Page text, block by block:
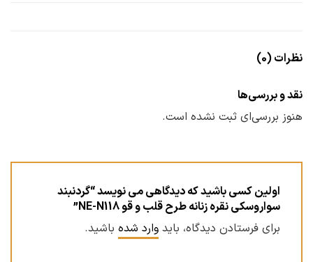
نظرات (0)
نقد و بررسی‌ها
هنوز بررسی‌ای ثبت نشده است.
اولین کسی باشید که دیدگاهی می نویسد “گردنبند
سواروسکی نقره زنانه طرح قلب و قو NE-N118”
برای فرستادن دیدگاه، باید وارد شده باشید.